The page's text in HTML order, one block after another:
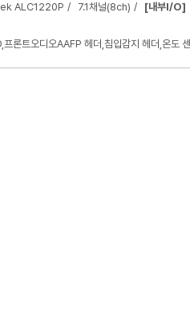
ALC1220P 7.1채널(8ch) [내부I/O]
프론트오디오AAFP 헤더,침입감지 헤더,온도